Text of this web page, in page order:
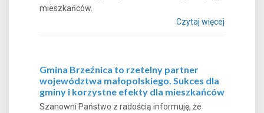
mieszkańców.
Czytaj więcej
Gmina Brzeźnica to rzetelny partner
województwa małopolskiego. Sukces dla
gminy i korzystne efekty dla mieszkańców
Szanowni Państwo z radością informuję, że